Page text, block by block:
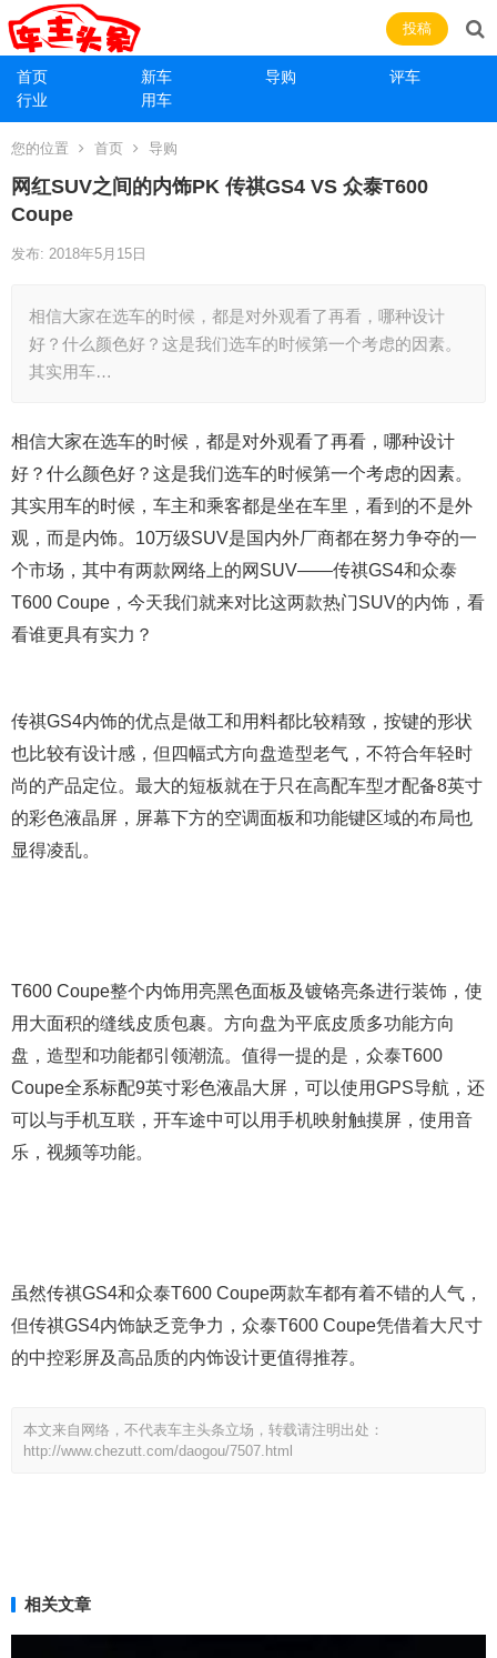
首页 新车 导购
评车
行业
用车
投稿
您的位置 首页 导购
网红SUV之间的内饰PK 传祺GS4 VS 众泰T600
Coupe
发布: 2018年5月15日
相信大家在选车的时候，都是对外观看了再看，哪种设计
好？什么颜色好？这是我们选车的时候第一个考虑的因素。
其实用车…
相信大家在选车的时候，都是对外观看了再看，哪种设计
好？什么颜色好？这是我们选车的时候第一个考虑的因素。
其实用车的时候，车主和乘客都是坐在车里，看到的不是外
观，而是内饰。10万级SUV是国内外厂商都在努力争夺的一
个市场，其中有两款网络上的网SUV——传祺GS4和众泰
T600 Coupe，今天我们就来对比这两款热门SUV的内饰，看
看谁更具有实力？
传祺GS4内饰的优点是做工和用料都比较精致，按键的形状
也比较有设计感，但四幅式方向盘造型老气，不符合年轻时
尚的产品定位。最大的短板就在于只在高配车型才配备8英寸
的彩色液晶屏，屏幕下方的空调面板和功能键区域的布局也
显得凌乱。
T600 Coupe整个内饰用亮黑色面板及镀铬亮条进行装饰，使
用大面积的缝线皮质包裹。方向盘为平底皮质多功能方向
盘，造型和功能都引领潮流。值得一提的是，众泰T600
Coupe全系标配9英寸彩色液晶大屏，可以使用GPS导航，还
可以与手机互联，开车途中可以用手机映射触摸屏，使用音
乐，视频等功能。
虽然传祺GS4和众泰T600 Coupe两款车都有着不错的人气，
但传祺GS4内饰缺乏竞争力，众泰T600 Coupe凭借着大尺寸
的中控彩屏及高品质的内饰设计更值得推荐。
本文来自网络，不代表车主头条立场，转载请注明出处：
http://www.chezutt.com/daogou/7507.html
相关文章